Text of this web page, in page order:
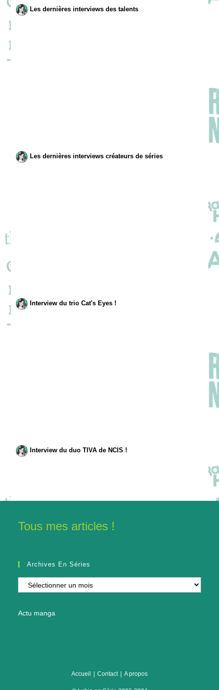
Les dernières interviews des talents
Les dernières interviews créateurs de séries
Interview du trio Cat's Eyes !
Interview du duo TIVA de NCIS !
Tous mes articles !
Archives En Séries
Archives
en
Actu manga
Accueil Contact A propos